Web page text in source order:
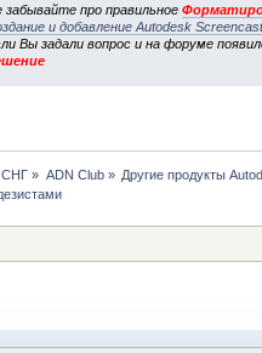
забывайте про правильное
и добавление Autodesk
Вы задали вопрос и на форуме
СНГ » ADN Club» Другие продукты